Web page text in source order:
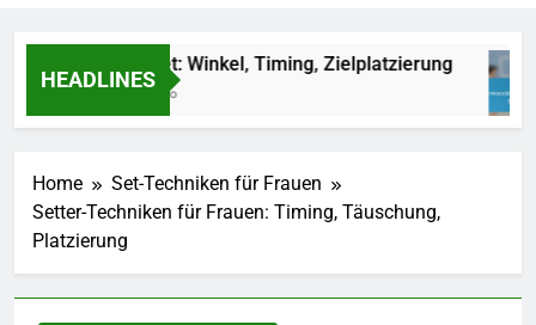
HEADLINES
Außen-Set: Winkel, Timing, Zielplatzierung
4 Months Ago
Home
Set-Techniken für Frauen
Setter-Techniken für Frauen: Timing, Täuschung,
Platzierung